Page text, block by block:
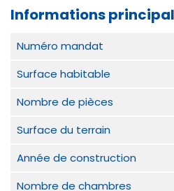
Informations
Numéro mandat
Surface habitable
Nombre de pièces
Surface du terrain
Année de construction
Nombre de chambres